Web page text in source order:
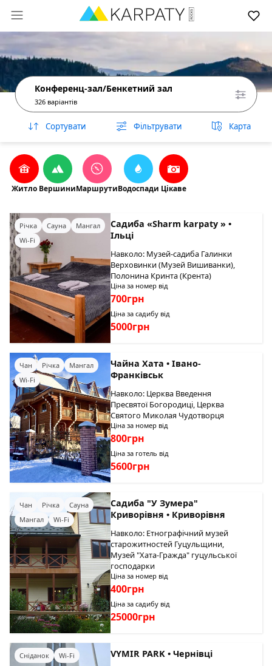
Конференц-зал/Бенкетний зал
326 варіантів
Сортувати Фільтрувати Карта
Житло ВершиниМаршрутиВодоспади Цікаве
Річка Сауна
Мангал
Wi-Fi
Садиба «Sharm karpaty » •
Ільці
Навколо: Музей-садиба Галинки
Верховинки (Музей Вишиванки),
Полонина Кринта (Крента)
Ціна за номер від
700грн
Ціна за садибу від
5000грн
Чан Річка
Мангал
Wi-Fi
Чайна Хата • Івано-
Франківськ
Навколо: Церква Введення
Пресвятої Богородиці, Церква
Святого Миколая Чудотворця
Ціна за номер від
800грн
Ціна за готель від
5600грн
Чан Річка
Сауна
Мангал
Wi-Fi
Садиба "У Зумера"
Криворівня • Криворівня
Навколо: Етнографічний музей
старожитностей Гуцульщини,
Музей "Хата-Гражда" гуцульської
господарки
Ціна за номер від
400грн
Ціна за садибу від
25000грн
Сніданок Wi-Fi VYMIR PARK • Чернівці